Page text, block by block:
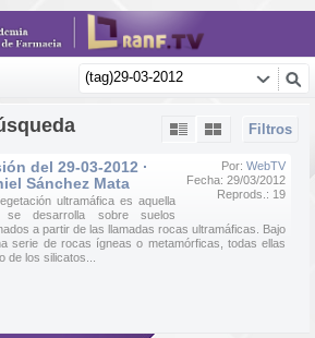
Filtros
Por: WebTV
Fecha: 29/03/2012
Reprods.: 19
del 29-03-2012 ·
Sánchez Mata
ultramáfica es aquella
se desarrolla sobre suelos
a partir de las llamadas rocas ultramáficas. Bajo
serie de rocas ígneas o metamórficas, todas ellas
de los silicatos...